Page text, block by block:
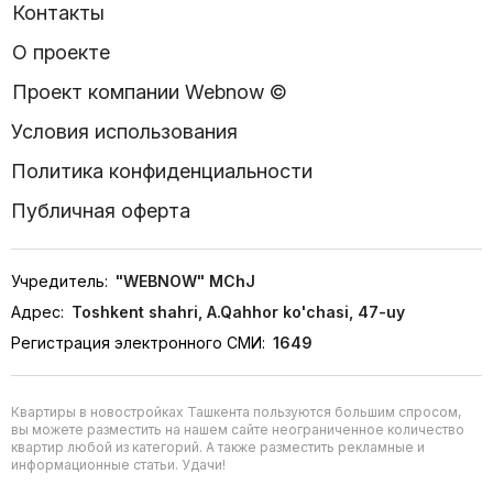
Контакты
О проекте
Проект компании Webnow ©
Условия использования
Политика конфиденциальности
Публичная оферта
Учредитель: "WEBNOW" MChJ
Адрес: Toshkent shahri, A.Qahhor ko'chasi, 47-uy
Регистрация электронного СМИ: 1649
Квартиры в новостройках Ташкента пользуются большим спросом,
вы можете разместить на нашем сайте неограниченное количество
квартир любой из категорий. А также разместить рекламные и
информационные статьи. Удачи!